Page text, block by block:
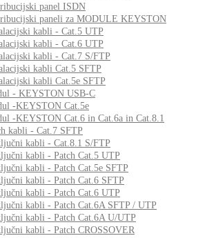
panel ISDN
paneli za MODULE KEYSTON
kabli - Cat.5 UTP
kabli - Cat.6 UTP
kabli - Cat.7 S/FTP
kabli Cat.5 SFTP
kabli Cat.5e SFTP
- KEYSTON USB-C
-KEYSTON Cat.5e
-KEYSTON Cat.6 in Cat.6a in Cat.8.1
kabli - Cat.7 SFTP
kabli - Cat.8.1 S/FTP
kabli - Patch Cat.5 UTP
kabli - Patch Cat.5e SFTP
kabli - Patch Cat.6 SFTP
kabli - Patch Cat.6 UTP
kabli - Patch Cat.6A SFTP / UTP
kabli - Patch Cat.6A U/UTP
kabli - Patch CROSSOVER